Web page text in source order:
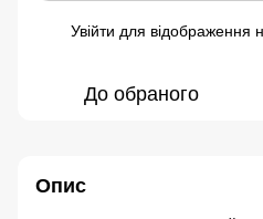
Увійти для відображення
До обраного
Опис